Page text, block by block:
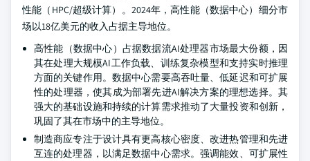
性能（HPC/超级计算）。2024年，高性能（数据中心）细分市
场以18亿美元的收入占据主导地位。
高性能（数据中心）占据数据流AI处理器市场最大份额，因
其在处理大规模AI工作负载、训练复杂模型和支持实时推理
方面的关键作用。数据中心需要高吞吐量、低延迟和可扩展
性的处理器，使其成为部署先进AI解决方案的理想选择。其
强大的基础设施和持续的计算需求推动了大量投资和创新，
巩固了其在市场中的主导地位。
制造商应专注于设计具有更高核心密度、改进热管理和先进
互连的处理器，以满足数据中心需求。强调能效、可扩展性